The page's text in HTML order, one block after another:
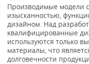
Производимые модели
изысканностью,
дизайном. Над
квалифицированные
используются только
материалы, что
долговечности